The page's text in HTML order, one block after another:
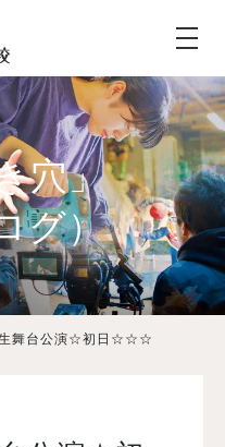
穴」
グ）
生舞台公演☆初日☆☆☆